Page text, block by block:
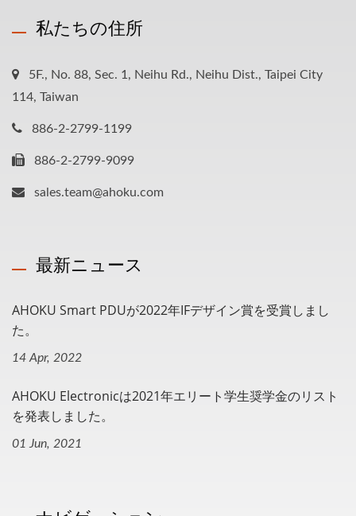
私たちの住所
5F., No. 88, Sec. 1, Neihu Rd., Neihu Dist., Taipei City
114, Taiwan
886-2-2799-1199
886-2-2799-9099
sales.team@ahoku.com
最新ニュース
AHOKU Smart PDUが2022年iFデザイン賞を受賞しまし
た。
14 Apr, 2022
AHOKU Electronicは2021年エリート学生奨学金のリスト
を発表しました。
01 Jun, 2021